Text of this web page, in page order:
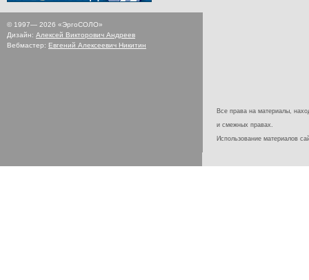
© 1997— 2026 «ЭргоСОЛО»
Дизайн: Алексей Викторович Андреев
Вебмастер: Евгений Алексеевич Никитин
Все права на материалы,
и смежных правах.
Использование материалов